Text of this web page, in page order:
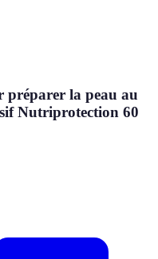
préparer la peau au
Nutriprotection 60